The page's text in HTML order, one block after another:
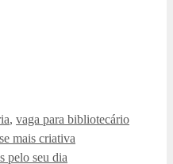
, vaga para bibliotecário
mais criativa
pelo seu dia